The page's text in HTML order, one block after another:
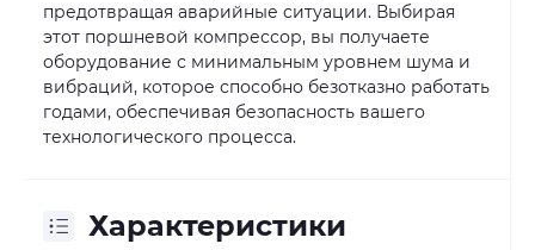
предотвращая аварийные ситуации. Выбирая
этот поршневой компрессор, вы получаете
оборудование с минимальным уровнем шума и
вибраций, которое способно безотказно работать
годами, обеспечивая безопасность вашего
технологического процесса.
Характеристики